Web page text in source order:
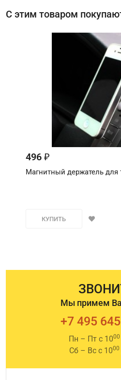
С этим товаром
496 ₽
Магнитный держатель для
КУПИТЬ
Мы примем
+7 495
Пн – Пт с 1000
Сб – Вс с 1000